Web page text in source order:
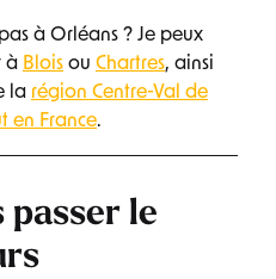
pas à Orléans ? Je peux
à Blois ou Chartres, ainsi
la région Centre-Val de
en France.
passer le